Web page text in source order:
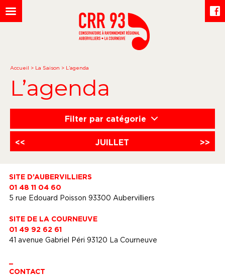
Accueil > La Saison > L’agenda
L’agenda
Filter par catégorie
<< JUILLET >>
SITE D’AUBERVILLIERS
01 48 11 04 60
5 rue Edouard Poisson 93300 Aubervilliers
SITE DE LA COURNEUVE
01 49 92 62 61
41 avenue Gabriel Péri 93120 La Courneuve
CONTACT